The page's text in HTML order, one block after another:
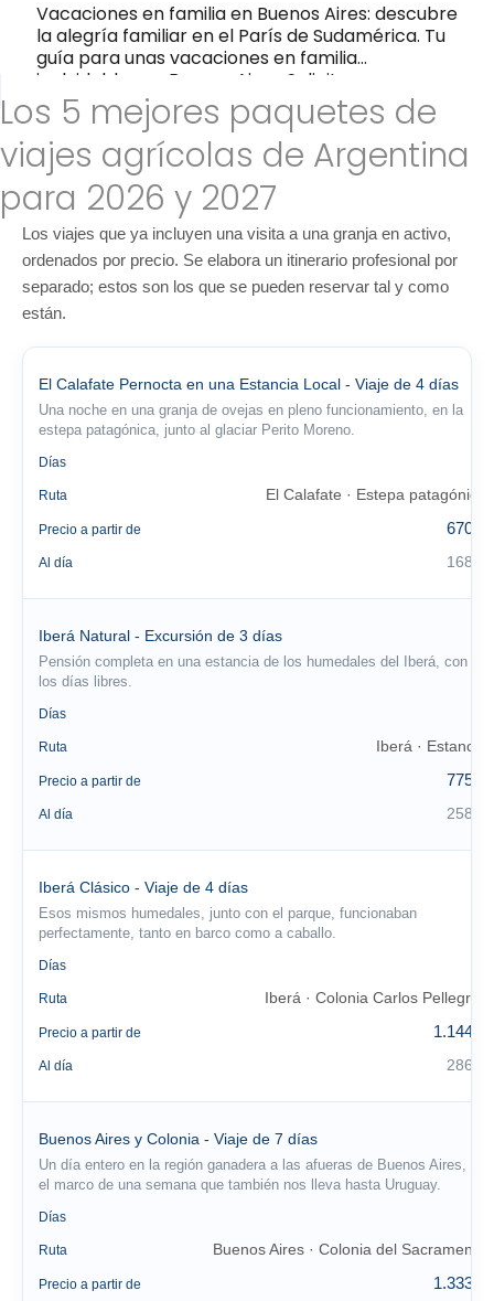
Vacaciones en familia en Buenos Aires: descubre
la alegría familiar en el París de Sudamérica. Tu
guía para unas vacaciones en familia
inolvidables en Buenos Aires. Solicita un
presupuesto. Unas vacaciones en familia en
Buenos Aires…
Los 5 mejores paquetes de
viajes agrícolas de Argentina
para 2026 y 2027
Los viajes que ya incluyen una visita a una granja en activo,
ordenados por precio. Se elabora un itinerario profesional por
separado; estos son los que se pueden reservar tal y como
están.
El Calafate Pernocta en una Estancia Local - Viaje de 4 días
Una noche en una granja de ovejas en pleno funcionamiento, en la
estepa patagónica, junto al glaciar Perito Moreno.
Días
Ruta El Calafate · Estepa patagónica
Precio a partir de 670 €
Al día 168 €
Iberá Natural - Excursión de 3 días
Pensión completa en una estancia de los humedales del Iberá, con
los días libres.
Días
Ruta Iberá · Estancia
Precio a partir de 775 €
Al día 258 €
Iberá Clásico - Viaje de 4 días
Esos mismos humedales, junto con el parque, funcionaban
perfectamente, tanto en barco como a caballo.
Días
Ruta Iberá · Colonia Carlos Pellegrini
Precio a partir de 1.144 €
Al día 286 €
Buenos Aires y Colonia - Viaje de 7 días
Un día entero en la región ganadera a las afueras de Buenos Aires, en
el marco de una semana que también nos lleva hasta Uruguay.
Días
Ruta Buenos Aires · Colonia del Sacramento
Precio a partir de 1.333 €